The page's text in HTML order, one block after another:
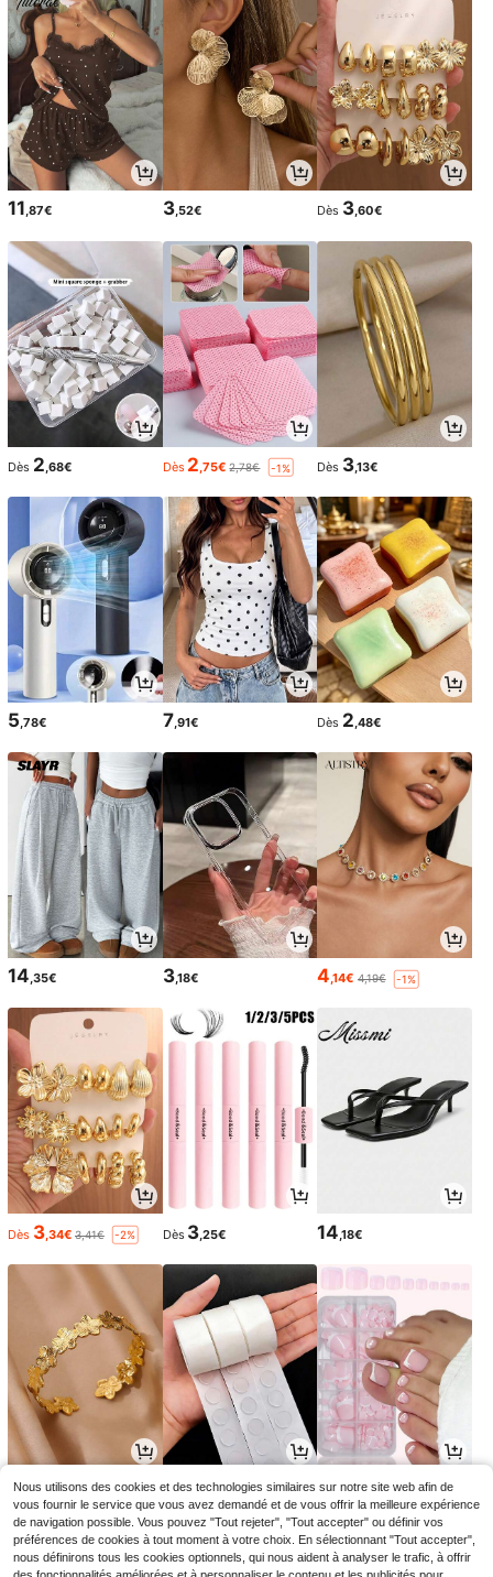
11,87€ 3,52€ Dès 3,60€
Dès 2 ,68€ Dès 2 ,75€ 2,78€ -1% Dès 3,13€
5,78€ 7,91€ Dès 2,48€
14,35€ 3,18€ 4,14€ 4,19€ -1%
Dès 3,34€ 3,41€ -2% Dès 3 ,25€ 14 ,18€
Dès3 ,57€ Dès2,38€ 4,64€
Nous utilisons des cookies et des technologies similaires sur notre site web afin de
vous fournir le service que vous avez demandé et de vous offrir la meilleure expérience
de navigation possible. Vous pouvez "Tout rejeter", "Tout accepter" ou définir vos
préférences de cookies à tout moment à votre choix. En sélectionnant "Tout accepter",
nous définirons tous les cookies optionnels, qui nous aident à analyser le trafic, à offrir